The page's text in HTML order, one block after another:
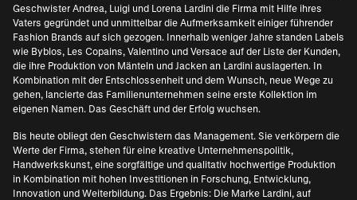
Geschwister Andrea, Luigi und Lorena Lardini die Firma mit Hilfe ihres
Vaters gegründet und unmittelbar die Aufmerksamkeit einiger führender
Fashion Brands auf sich gezogen. Innerhalb weniger Jahre standen Labels
wie Byblos, Les Copains, Valentino und Versace auf der Liste der Kunden,
die ihre Produktion von Mänteln und Jacken an Lardini auslagerten. In
Kombination mit der Entschlossenheit und dem Wunsch, neue Wege zu
gehen, lancierte das Familienunternehmen seine erste Kollektion im
eigenen Namen. Das Geschäft und der Erfolg wuchsen.
Bis heute obliegt den Geschwistern das Management. Sie verkörpern die
Werte der Firma, stehen für eine kreative Unternehmenspolitik,
Handwerkskunst, eine sorgfältige und qualitativ hochwertige Produktion
in Kombination mit hohen Investitionen in Forschung, Entwicklung,
Innovation und Weiterbildung. Das Ergebnis: Die Marke Lardini, auf